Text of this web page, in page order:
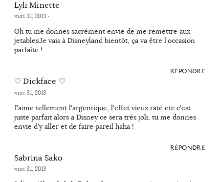
Lyli Minette
mai 31, 2013 ·
Oh tu me donnes sacrément envie de me remettre aux
jetables.Je vais à Disneyland bientôt, ça va être l'occasion
parfaite !
RÉPONDRE
♡ Dickface ♡
mai 31, 2013 ·
J'aime tellement l'argentique, l'effet vieux raté etc c'est
juste parfait alors a Disney ce sera trés joli, tu me donnes
envie d'y aller et de faire pareil haha !
RÉPONDRE
Sabrina Sako
mai 31, 2013 ·